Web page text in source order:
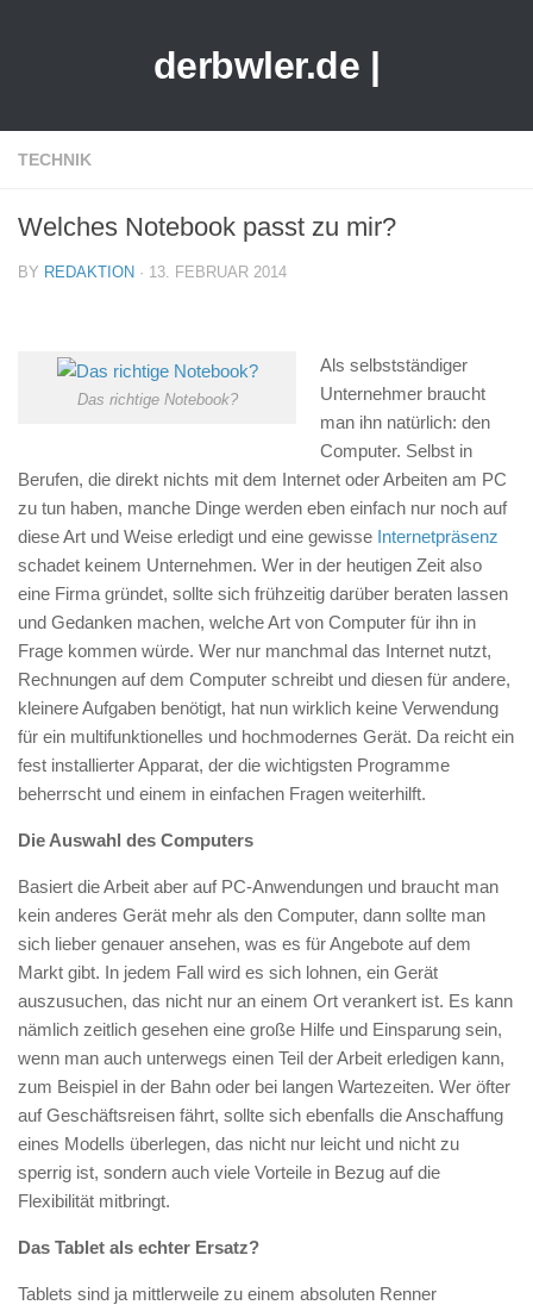
derbwler.de |
TECHNIK
Welches Notebook passt zu mir?
BY REDAKTION · 13. FEBRUAR 2014
Das richtige Notebook?
Als selbstständiger
Unternehmer braucht
man ihn natürlich: den
Computer. Selbst in
Berufen, die direkt nichts mit dem Internet oder Arbeiten am PC
zu tun haben, manche Dinge werden eben einfach nur noch auf
diese Art und Weise erledigt und eine gewisse Internetpräsenz
schadet keinem Unternehmen. Wer in der heutigen Zeit also
eine Firma gründet, sollte sich frühzeitig darüber beraten lassen
und Gedanken machen, welche Art von Computer für ihn in
Frage kommen würde. Wer nur manchmal das Internet nutzt,
Rechnungen auf dem Computer schreibt und diesen für andere,
kleinere Aufgaben benötigt, hat nun wirklich keine Verwendung
für ein multifunktionelles und hochmodernes Gerät. Da reicht ein
fest installierter Apparat, der die wichtigsten Programme
beherrscht und einem in einfachen Fragen weiterhilft.
Die Auswahl des Computers
Basiert die Arbeit aber auf PC-Anwendungen und braucht man
kein anderes Gerät mehr als den Computer, dann sollte man
sich lieber genauer ansehen, was es für Angebote auf dem
Markt gibt. In jedem Fall wird es sich lohnen, ein Gerät
auszusuchen, das nicht nur an einem Ort verankert ist. Es kann
nämlich zeitlich gesehen eine große Hilfe und Einsparung sein,
wenn man auch unterwegs einen Teil der Arbeit erledigen kann,
zum Beispiel in der Bahn oder bei langen Wartezeiten. Wer öfter
auf Geschäftsreisen fährt, sollte sich ebenfalls die Anschaffung
eines Modells überlegen, das nicht nur leicht und nicht zu
sperrig ist, sondern auch viele Vorteile in Bezug auf die
Flexibilität mitbringt.
Das Tablet als echter Ersatz?
Tablets sind ja mittlerweile zu einem absoluten Renner